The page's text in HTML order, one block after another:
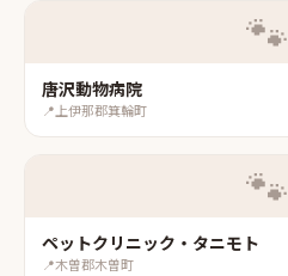
🐾
唐沢動物病院
📍上伊那郡箕輪町
🐾
ペットクリニック・タニモト
📍木曽郡木曽町